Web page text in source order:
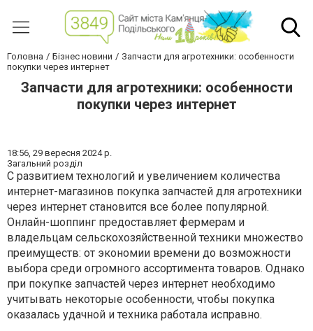
Головна Бізнес новини
Запчасти для агротехники: особенности
покупки через интернет
Запчасти для агротехники: особенности
покупки через интернет
18:56, 29 вересня 2024 р.
Загальний розділ
С развитием технологий и увеличением количества
интернет-магазинов покупка запчастей для агротехники
через интернет становится все более популярной.
Онлайн-шоппинг предоставляет фермерам и
владельцам сельскохозяйственной техники множество
преимуществ: от экономии времени до возможности
выбора среди огромного ассортимента товаров. Однако
при покупке запчастей через интернет необходимо
учитывать некоторые особенности, чтобы покупка
оказалась удачной и техника работала исправно.